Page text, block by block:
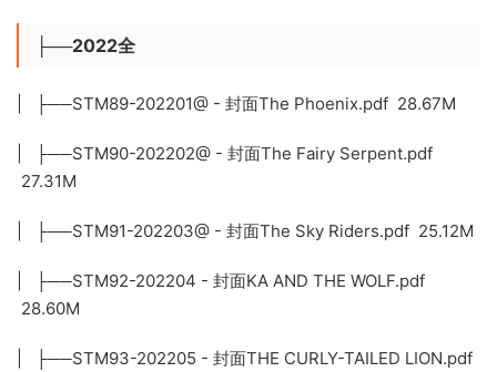
├──2022全
| ├──STM89-202201@ - 封面The Phoenix.pdf 28.67M
| ├──STM90-202202@ - 封面The Fairy Serpent.pdf
27.31M
| ├──STM91-202203@ - 封面The Sky Riders.pdf 25.12M
| ├──STM92-202204 - 封面KA AND THE WOLF.pdf
28.60M
| ├──STM93-202205 - 封面THE CURLY-TAILED LION.pdf